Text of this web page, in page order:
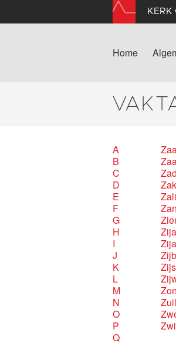
KERK
Home
A
B
C
D
E
F
G
H
I
J
K
L
M
N
O
P
Q
Zuil